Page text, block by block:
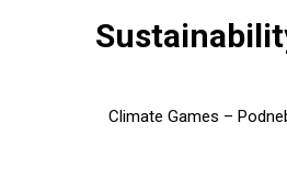
Climate Games –